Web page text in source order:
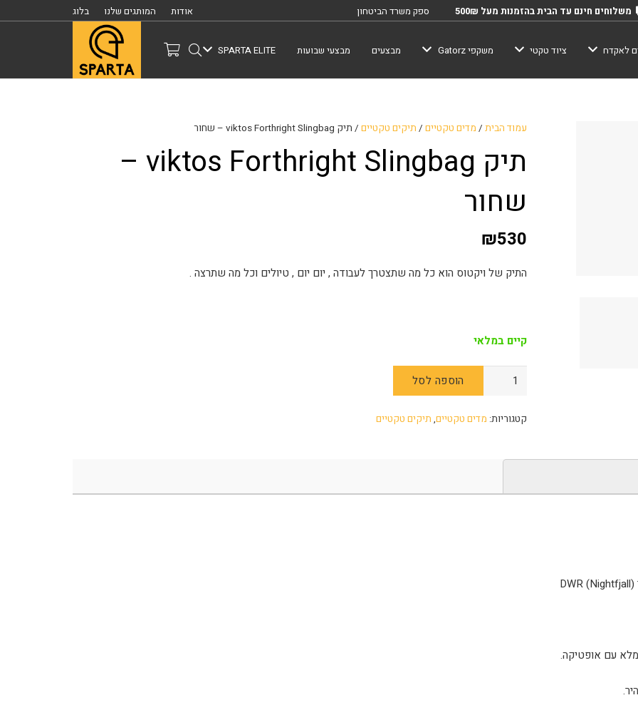
משלוחים חינם עד הבית בהזמנות מעל 500₪ ספק משרד הביטחון אודות המותגים שלנו בלוג
לאקדח ציוד טקטי משקפי Gatorz מבצעים מבצעי שבועות SPARTA ELITE
עמוד הבית/ מדים טקטיים/ תיקים טקטיים/ תיק viktos Forthright Slingbag – שחור
תיק viktos Forthright Slingbag –
שחור
₪530
התיק של ויקטוס הוא כל מה שתצטרך לעבודה , יום יום , טיולים וכל מה שתרצה .
קיים במלאי
הוספה לסל
קטגוריות: מדים טקטיים, תיקים טקטיים
עם אופטיקה.